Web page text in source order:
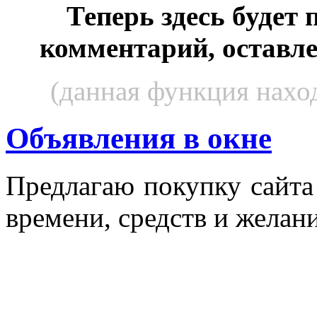
Теперь здесь будет
комментарий,
(данная функция
Объявления в окне
Пред­ла­гаю по­куп­ку
вре­мени, средств и